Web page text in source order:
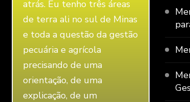
atrás. Eu tenho três áreas
de terra ali no sul de Minas
e toda a questão da gestão
pecuária e agrícola
precisando de uma
orientação, de uma
explicação, de um